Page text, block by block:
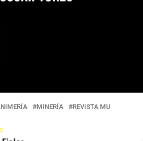
MINERÍA REVISTA MU